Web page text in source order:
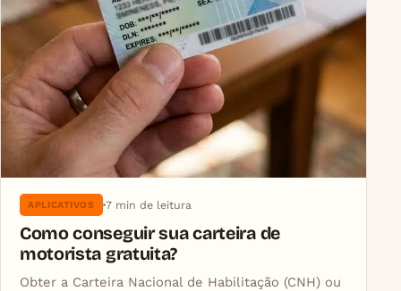
APLICATIVOS 7 min de leitura
Como conseguir sua carteira de
motorista gratuita?
Obter a Carteira Nacional de Habilitação (CNH) ou